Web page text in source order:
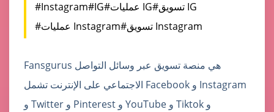
#Instagram#IG #عمليات IG
#تسويق IG
#عمليات Instagram
#تسويق Instagram
Fansgurus هي منصة تسويق عبر وسائل التواصل
الاجتماعي على الإنترنت تشمل Facebook و Instagram
و Twitter و Pinterest و YouTube و Tiktok و